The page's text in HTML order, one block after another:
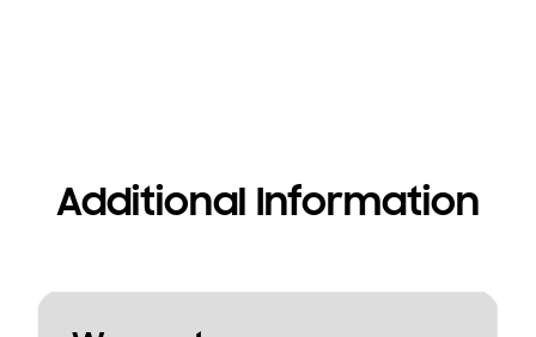
Additional Information